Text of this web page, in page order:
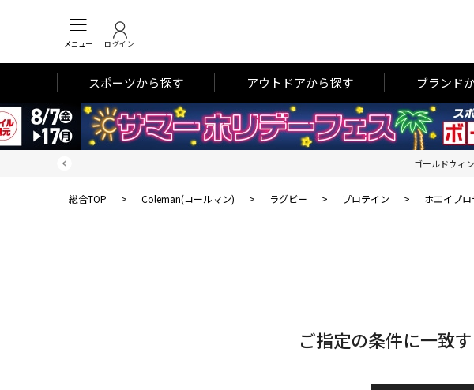
メニュー ログイン
スポーツから探す アウトドアから探す ブランド
ゴールドウィ
総合TOP > Coleman(コールマン) > ラグビー > プロテイン > ホエイプ
ご指定の条件に一致